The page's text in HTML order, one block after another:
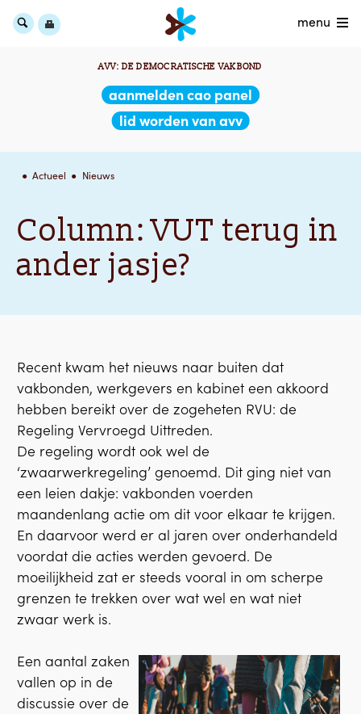
aanmelden cao panel
lid worden van avv
menu
AVV: DE DEMOCRATISCHE VAKBOND
Actueel Nieuws
Column: VUT terug in
ander jasje?
Recent kwam het nieuws naar buiten dat
vakbonden, werkgevers en kabinet een akkoord
hebben bereikt over de zogeheten RVU: de
Regeling Vervroegd Uittreden.
De regeling wordt ook wel de
‘zwaarwerkregeling’ genoemd. Dit ging niet van
een leien dakje: vakbonden voerden
maandenlang actie om dit voor elkaar te krijgen.
En daarvoor werd er al jaren over onderhandeld
voordat die acties werden gevoerd. De
moeilijkheid zat er steeds vooral in om scherpe
grenzen te trekken over wat wel en wat niet
zwaar werk is.
Een aantal zaken
vallen op in de
discussie over de